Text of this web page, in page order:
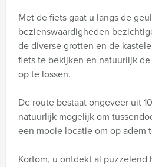
Met de fiets gaat u langs de
bezienswaardigheden
de diverse grotten en de
fiets te bekijken en natuurlijk
op te lossen.
De route bestaat ongeveer uit
natuurlijk mogelijk om
een mooie locatie om op adem
Kortom, u ontdekt al puzzelend